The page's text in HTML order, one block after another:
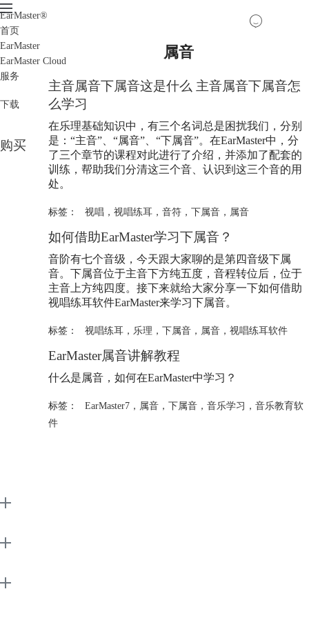
EarMaster®
首页
EarMaster
EarMaster Cloud
服务
下载
购买
属音
主音属音下属音这是什么 主音属音下属音怎
么学习
在乐理基础知识中，有三个名词总是困扰我们，分别
是：“主音”、“属音”、“下属音”。在EarMaster中，分
了三个章节的课程对此进行了介绍，并添加了配套的
训练，帮助我们分清这三个音、认识到这三个音的用
处。
标签： 视唱， 视唱练耳， 音符， 下属音， 属音
如何借助EarMaster学习下属音 ？
音阶有七个音级，今天跟大家聊的是第四音级下属
音。下属音位于主音下方纯五度，音程转位后，位于
主音上方纯四度。接下来就给大家分享一下如何借助
视唱练耳软件EarMaster来学习下属音。
标签： 视唱练耳， 乐理 ， 下属音， 属音， 视唱练耳软件
EarMaster属音讲解教程
什么是属音 ，如何在EarMaster中学习？
标签： EarMaster7， 属音， 下属音， 音乐学习 ， 音乐教育软
件